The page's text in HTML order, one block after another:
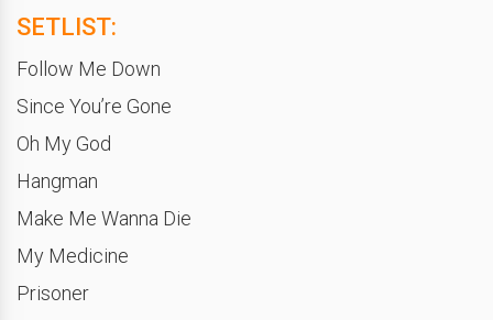
SETLIST:
Follow Me Down
Since You’re Gone
Oh My God
Hangman
Make Me Wanna Die
My Medicine
Prisoner